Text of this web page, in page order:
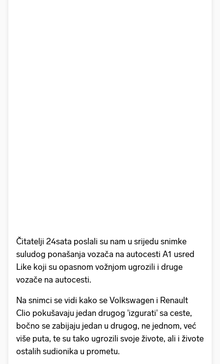
Čitatelji 24sata poslali su nam u srijedu snimke
suludog ponašanja vozača na autocesti A1 usred
Like koji su opasnom vožnjom ugrozili i druge
vozače na autocesti.
Na snimci se vidi kako se Volkswagen i Renault
Clio pokušavaju jedan drugog 'izgurati' sa ceste,
bočno se zabijaju jedan u drugog, ne jednom, već
više puta, te su tako ugrozili svoje živote, ali i živote
ostalih sudionika u prometu.